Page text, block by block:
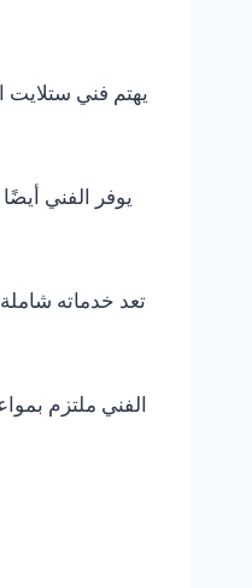
يهتم فني
يوفر الفني
تعد خدماته
الفني ملتزم